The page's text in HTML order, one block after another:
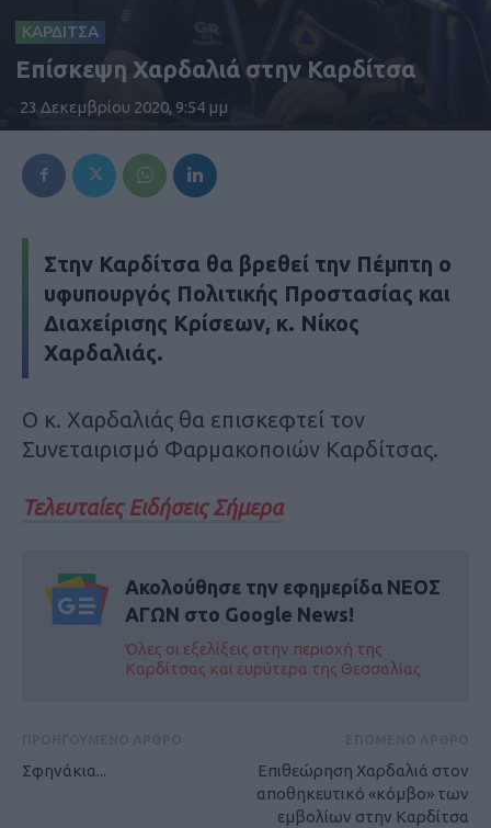
ΚΑΡΔΙΤΣΑ
Επίσκεψη Χαρδαλιά στην Καρδίτσα
23 Δεκεμβρίου 2020, 9:54 μμ
Στην Καρδίτσα θα βρεθεί την Πέμπτη ο
υφυπουργός Πολιτικής Προστασίας και
Διαχείρισης Κρίσεων, κ. Νίκος
Χαρδαλιάς.
Ο κ. Χαρδαλιάς θα επισκεφτεί τον
Συνεταιρισμό Φαρμακοποιών Καρδίτσας.
Τελευταίες Ειδήσεις Σήμερα
Ακολούθησε την εφημερίδα ΝΕΟΣ
ΑΓΩΝ στο Google News!
Όλες οι εξελίξεις στην περιοχή της
Καρδίτσας και ευρύτερα της Θεσσαλίας
Σφηνάκια...
Επιθεώρηση Χαρδαλιά στον
αποθηκευτικό «κόμβο» των
εμβολίων στην Καρδίτσα